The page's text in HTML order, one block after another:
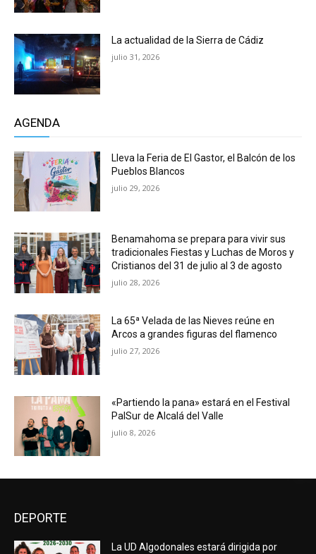
La actualidad de la Sierra de Cádiz
julio 31, 2026
AGENDA
Lleva la Feria de El Gastor, el Balcón de los
Pueblos Blancos
julio 29, 2026
Benamahoma se prepara para vivir sus
tradicionales Fiestas y Luchas de Moros y
Cristianos del 31 de julio al 3 de agosto
julio 28, 2026
La 65ª Velada de las Nieves reúne en
Arcos a grandes figuras del flamenco
julio 27, 2026
«Partiendo la pana» estará en el Festival
PalSur de Alcalá del Valle
julio 8, 2026
DEPORTE
La UD Algodonales estará dirigida por